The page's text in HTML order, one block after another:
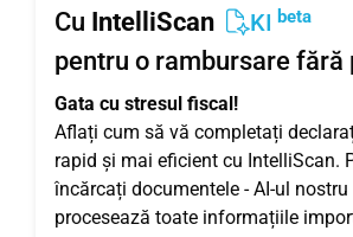
Cu IntelliScan KI beta
pentru o rambursare fără
Gata cu stresul fiscal!
Aflați cum să vă completați
rapid și mai eficient cu IntelliScan.
încărcați documentele - AI-ul
procesează toate informațiile